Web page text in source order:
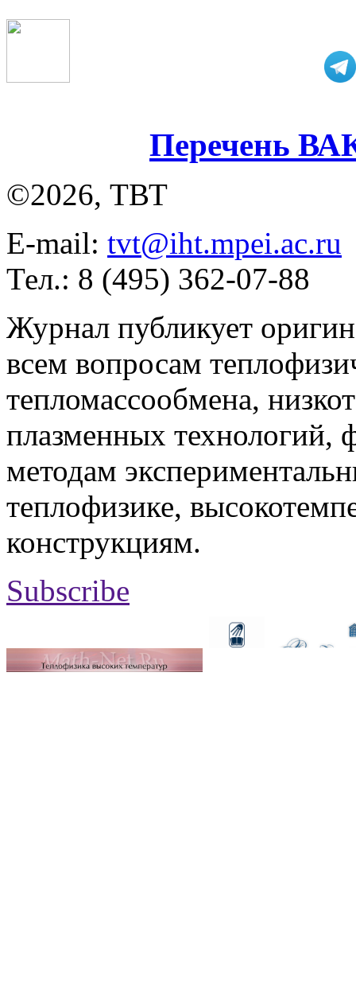
Перечень
©2026, ТВТ
E-mail: tvt@iht.mpei.ac.ru
Тел.: 8 (495) 362-07-88
Журнал публикует
всем вопросам
тепломассообмена,
плазменных технологий,
методам
теплофизике,
конструкциям.
Subscribe